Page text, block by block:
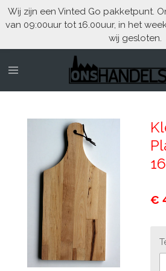
Ga
direct
de
hoofdinhoud
Wij zijn een Vinted Go pakketpunt.
van 09:00uur tot 16.00uur, in het
wij gesloten.
€